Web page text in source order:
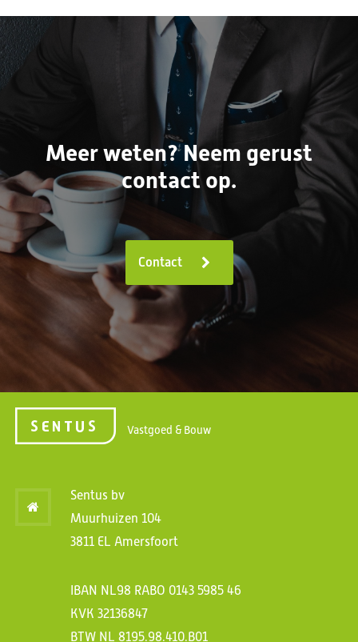
Meer weten? Neem gerust
contact op.
Contact
Vastgoed & Bouw
Sentus bv
Muurhuizen 104
3811 EL Amersfoort
IBAN NL98 RABO 0143 5985 46
KVK 32136847
BTW NL 8195.98.410.B01